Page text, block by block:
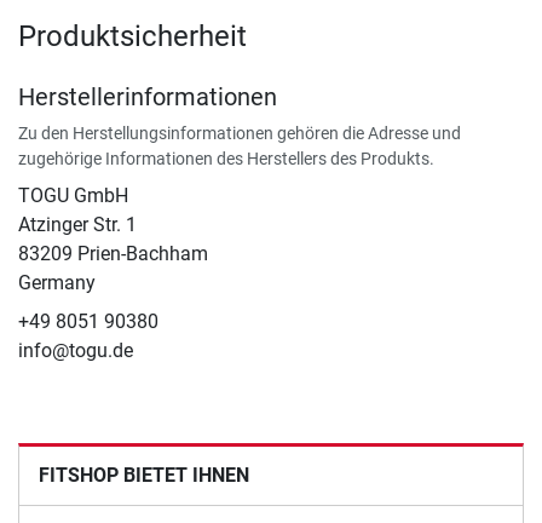
Produktsicherheit
Herstellerinformationen
Zu den Herstellungsinformationen gehören die Adresse und
zugehörige Informationen des Herstellers des Produkts.
TOGU GmbH
Atzinger Str. 1
83209 Prien-Bachham
Germany
+49 8051 90380
info@togu.de
FITSHOP BIETET IHNEN